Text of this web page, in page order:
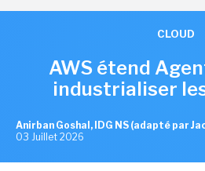
CLOUD
AWS étend
industrialiser
Anirban Goshal, IDG NS (adapté par
03 Juillet 2026